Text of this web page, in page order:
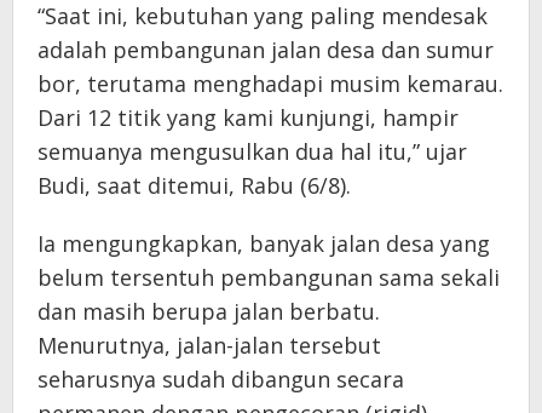
“Saat ini, kebutuhan yang paling mendesak
adalah pembangunan jalan desa dan sumur
bor, terutama menghadapi musim kemarau.
Dari 12 titik yang kami kunjungi, hampir
semuanya mengusulkan dua hal itu,” ujar
Budi, saat ditemui, Rabu (6/8).
Ia mengungkapkan, banyak jalan desa yang
belum tersentuh pembangunan sama sekali
dan masih berupa jalan berbatu.
Menurutnya, jalan-jalan tersebut
seharusnya sudah dibangun secara